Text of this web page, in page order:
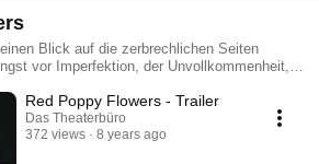
Blick auf die zerbrechlichen Seiten
vor Imperfektion, der Unvollkommenheit,
Red Poppy Flowers - Trailer
Das Theaterbüro
372 views
8 years ago